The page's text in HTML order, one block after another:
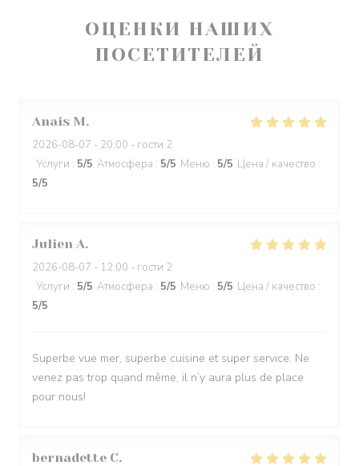
ОЦЕНКИ НАШИХ
ПОСЕТИТЕЛЕЙ
Anais M
2026-08-07 - 20:00 - гости 2
Услуги : 5/5 Атмосфера : 5/5 Меню : 5/5 Цена / качество :
5/5
Julien A
2026-08-07 - 12:00 - гости 2
Услуги : 5/5 Атмосфера : 5/5 Меню : 5/5 Цена / качество :
5/5
Superbe vue mer, superbe cuisine et super service. Ne
venez pas trop quand même, il n’y aura plus de place
pour nous!
bernadette C